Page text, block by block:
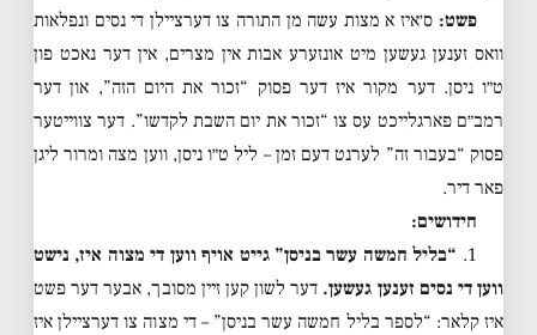
פשט: ס׳איז א מצות עשה מן התורה צו דערציילן די נסים ונפלאות
וואס זענען געשען מיט אונזערע אבות אין מצרים, אין דער נאכט פון
ט״ו ניסן. דער מקור איז דער פסוק “זכור את היום הזה”, און דער
רמב״ם פארגלייכט עס צו “זכור את יום השבת לקדשו”. דער צווייטער
פסוק “בעבור זה” לערנט דעם זמן – ליל ט״ו ניסן, ווען מצה ומרור ליגן
פאר דיר.
חידושים:
1. “בליל חמשה עשר בניסן” גייט אויף ווען די מצוה איז, נישט
ווען די נסים זענען געשען. דער לשון קען זיין מסובך, אבער דער פשט
איז קלאר: “לספר בליל חמשה עשר בניסן” – די מצוה צו דערציילן איז